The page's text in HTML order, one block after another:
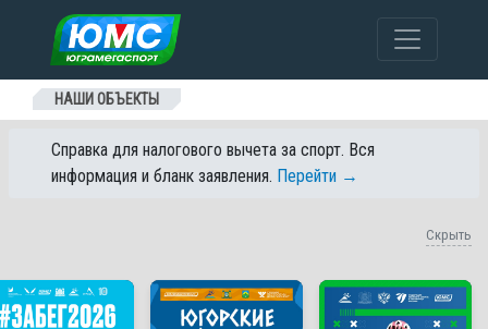
Перейти к содержанию
НАШИ ОБЪЕКТЫ
Справка для налогового вычета за спорт. Вся
информация и бланк заявления. Перейти →
Скрыть